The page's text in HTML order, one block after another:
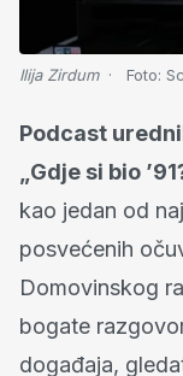
Ilija Zirdum Foto:
Podcast
„Gdje si bio
kao jedan od
posvećenih
Domovinskog
bogate
događaja,